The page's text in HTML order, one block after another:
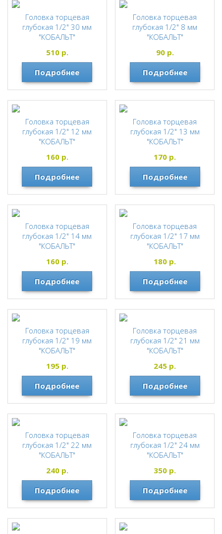
Головка торцевая
глубокая 1/2" 30 мм
"КОБАЛЬТ"
КОБАЛЬТ
510р.
Подробнее
Головка торцевая
глубокая 1/2" 8 мм
"КОБАЛЬТ"
КОБАЛЬТ
90р.
Подробнее
Головка торцевая
глубокая 1/2" 12 мм
"КОБАЛЬТ"
КОБАЛЬТ
160р.
Подробнее
Головка торцевая
глубокая 1/2" 13 мм
"КОБАЛЬТ"
КОБАЛЬТ
170 р.
Подробнее
Головка торцевая
глубокая 1/2" 14 мм
"КОБАЛЬТ"
КОБАЛЬТ
160р.
Подробнее
Головка торцевая
глубокая 1/2" 17 мм
"КОБАЛЬТ"
КОБАЛЬТ
180 р.
Подробнее
Головка торцевая
глубокая 1/2" 19 мм
"КОБАЛЬТ"
КОБАЛЬТ
195р.
Подробнее
Головка торцевая
глубокая 1/2" 21 мм
"КОБАЛЬТ"
КОБАЛЬТ
245 р.
Подробнее
Головка торцевая
глубокая 1/2" 22 мм
"КОБАЛЬТ"
КОБАЛЬТ
240р.
Подробнее
Головка торцевая
глубокая 1/2" 24 мм
"КОБАЛЬТ"
КОБАЛЬТ
350 р.
Подробнее